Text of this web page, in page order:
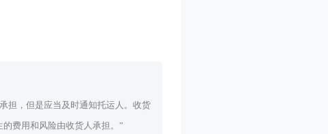
担，但是应当及时通知托运人。收货
费用和风险由收货人承担。”